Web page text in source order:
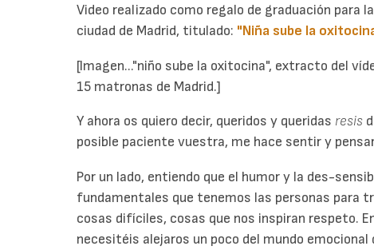
Video realizado como regalo de graduación para
ciudad de Madrid, titulado: "Niña sube la
[Imagen..."niño sube la oxitocina", extracto del
15 matronas de Madrid.]
Y ahora os quiero decir, queridos y queridas resis
posible paciente vuestra, me hace sentir y
Por un lado, entiendo que el humor y la des-
fundamentales que tenemos las personas para
cosas difíciles, cosas que nos inspiran respeto.
necesitéis alejaros un poco del mundo